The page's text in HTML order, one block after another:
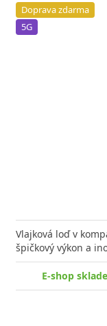
Doprava zdarma
5G
Vlajková loď v
špičkový výkon a
E-shop